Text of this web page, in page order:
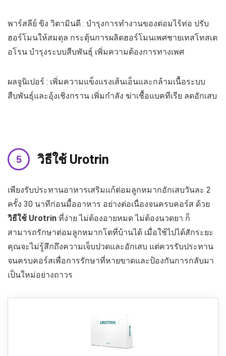
พาร์สลีย์ ขิง วิตามินดี : บำรุงการทำงานของต่อมไร้ท่อ ปรับ
ฮอร์โมนให้สมดุล กระตุ้นการผลิตฮอร์โมนเพศชายเทสโทสเต
อโรน บำรุงระบบสืบพันธุ์ เพิ่มความต้องการทางเพศ
ผลจูนิเปอร์ : เพิ่มความแข็งแรงเส้นเอ็นและกล้ามเนื้อระบบ
สืบพันธุ์และอุ้งเชิงกราน เพิ่มกำลัง ฆ่าเชื้อแบคทีเรีย ลดอักเสบ
วิธีใช้ Urotrin
เพียงรับประทานอาหารเสริมแก้ต่อมลูกหมากอักเสบวันละ 2
ครั้ง 30 นาทีก่อนมื้ออาหาร อย่างต่อเนื่องจนครบคอร์ส ด้วย
วิธีใช้ Urotrin ที่ง่าย ไม่ต้องอายหมด ไม่ต้องนวดยา ก็
สามารถรักษาต่อมลูกหมากโตที่บ้านได้ เมื่อใช้ไปได้สักระยะ
คุณจะไม่รู้สึกถึงความเจ็บปวดและอักเสบ แต่ควรรับประทาน
จนครบคอร์สเพื่อการรักษาที่หายขาดและป้องกันการกลับมา
เป็นใหม่อย่างถาวร